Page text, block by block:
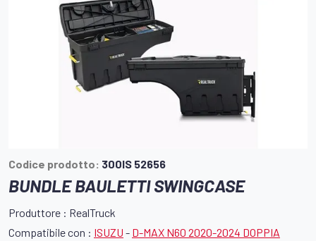
Codice prodotto: 300IS 52656
BUNDLE BAULETTI SWINGCASE
Produttore : RealTruck
Compatibile con : ISUZU - D-MAX N60 2020-2024 DOPPIA